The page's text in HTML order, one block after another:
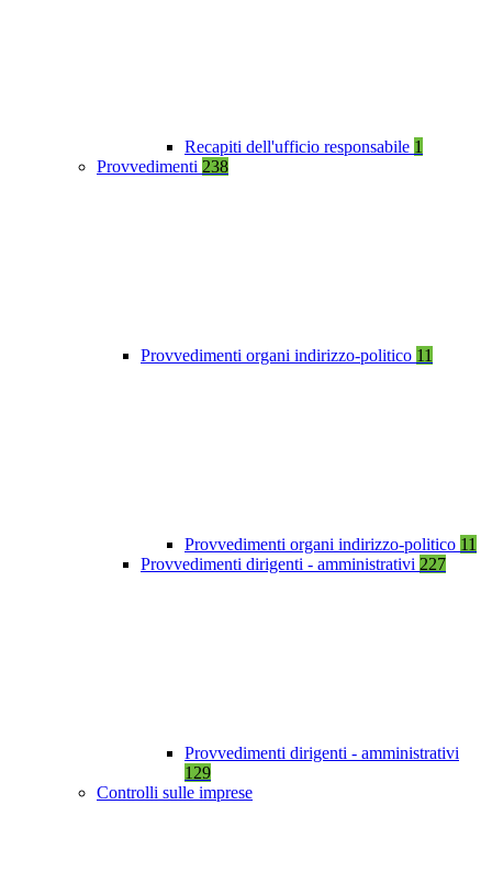
Recapiti dell'ufficio responsabile 1
Provvedimenti 238
Provvedimenti organi indirizzo-politico 11
Provvedimenti organi indirizzo-politico 11
Provvedimenti dirigenti - amministrativi 227
Provvedimenti dirigenti - amministrativi
129
Controlli sulle imprese